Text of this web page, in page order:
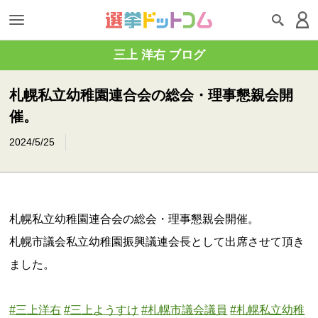
三上 洋右 ブログ
札幌私立幼稚園連合会の総会・理事懇親会開
催。
2024/5/25
札幌私立幼稚園連合会の総会・理事懇親会開催。
札幌市議会私立幼稚園振興議連会長として出席させて頂き
ました。
#三上洋右 #三上ようすけ #札幌市議会議員 #札幌私立幼稚